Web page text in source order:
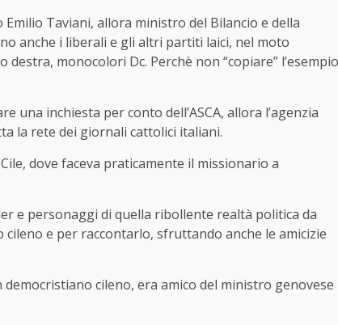
Taviani, allora ministro del Bilancio e della
anche i liberali e gli altri partiti laici, nel moto
monocolori Dc. Perchè non “copiare” l’esempio
inchiesta per conto dell’ASCA, allora l’agenzia
la rete dei giornali cattolici italiani.
dove faceva praticamente il missionario a
e personaggi di quella ribollente realtà politica da
e per raccontarlo, sfruttando anche le amicizie
cileno, era amico del ministro genovese